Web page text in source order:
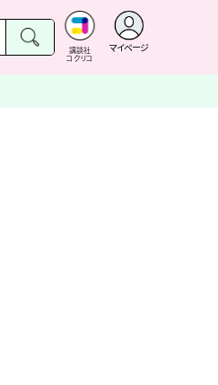
講談社
コクリコ
マイページ